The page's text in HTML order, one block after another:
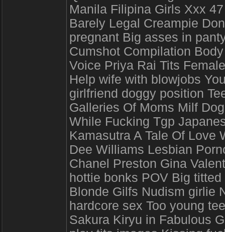
Manila Filipina Girls Xxx
Barely Legal Creampie
pregnant Big asses in
Cumshot Compilation
Voice Priya Rai Tits
Help wife with blowjobs
girlfriend doggy position
Galleries Of Moms Milf
While Fucking Tgp
Kamasutra A Tale Of Love
Dee Williams Lesbian
Chanel Preston Gina
hottie bonks POV Big
Blonde Gilfs Nudism girlie
hardcore sex Too young
Sakura Kiryu in Fabulous